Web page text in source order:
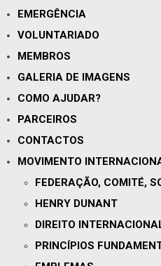
EMERGÊNCIA
VOLUNTARIADO
MEMBROS
GALERIA DE IMAGENS
COMO AJUDAR?
PARCEIROS
CONTACTOS
MOVIMENTO
FEDERAÇÃO, COMITÉ,
HENRY DUNANT
DIREITO
PRINCÍPIOS